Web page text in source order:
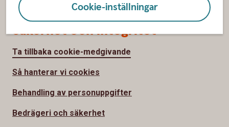
Cookie-inställningar
Säkerhet och integritet
Ta tillbaka cookie-medgivande
Så hanterar vi cookies
Behandling av personuppgifter
Bedrägeri och säkerhet